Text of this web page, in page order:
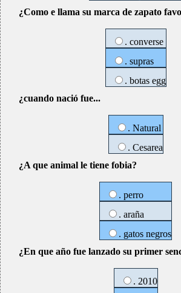
¿Como e llama su marca de zapato
. converse
. supras
. botas egg
¿cuando nació fue...
. Natural
. Cesarea
¿A que animal le tiene fobia?
. perro
. araña
. gatos negros
¿En que año fue lanzado su primer
. 2010